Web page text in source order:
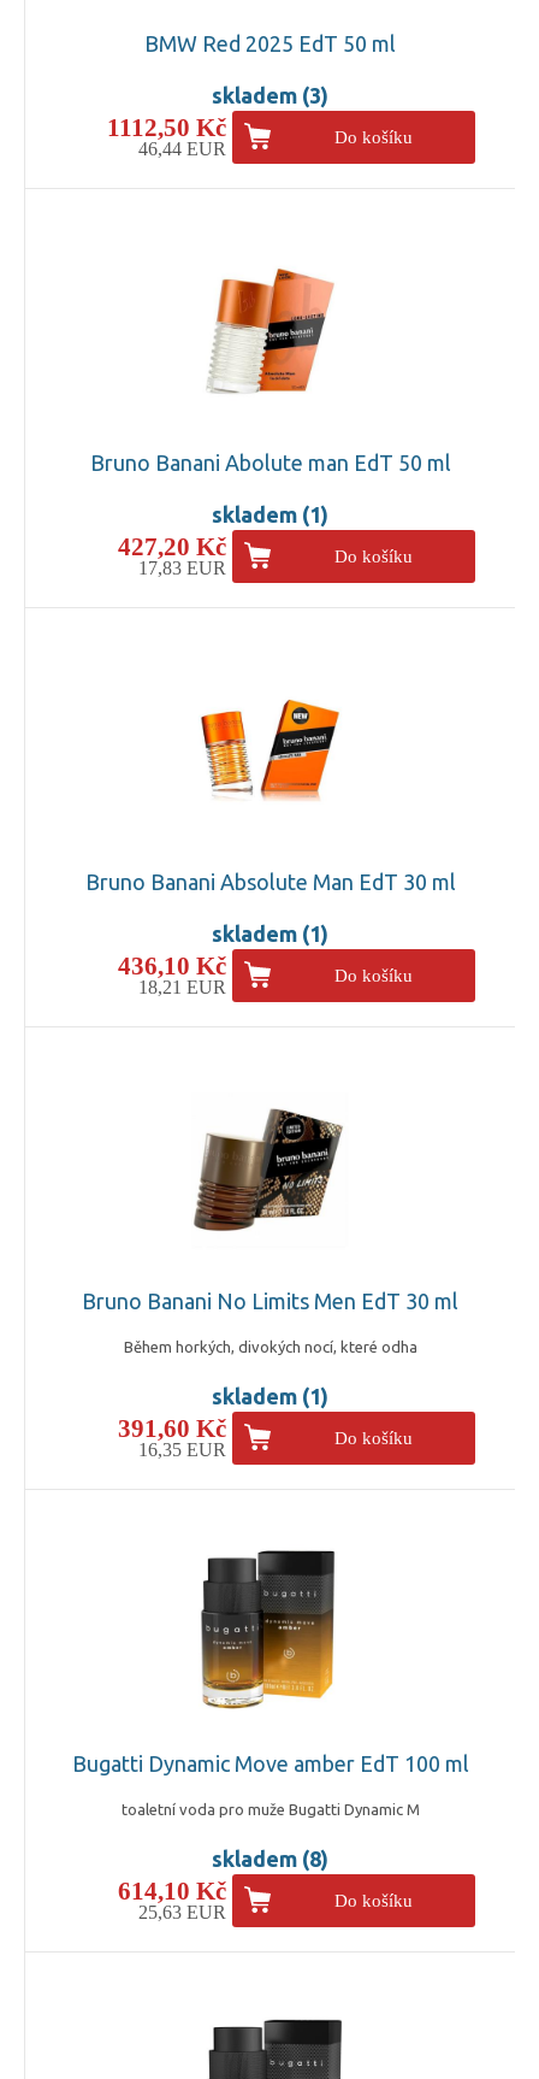
BMW Red 2025 EdT 50 ml
skladem (3)
1112,50 Kč
46,44 EUR
Do košíku
Bruno Banani Abolute man EdT 50 ml
skladem (1)
427,20 Kč
17,83 EUR
Do košíku
Bruno Banani Absolute Man EdT 30 ml
skladem (1)
436,10 Kč
18,21 EUR
Do košíku
Bruno Banani No Limits Men EdT 30 ml
Během horkých, divokých nocí, které odha
skladem (1)
391,60 Kč
16,35 EUR
Do košíku
Bugatti Dynamic Move amber EdT 100 ml
toaletní voda pro muže Bugatti Dynamic M
skladem (8)
614,10 Kč
25,63 EUR
Do košíku